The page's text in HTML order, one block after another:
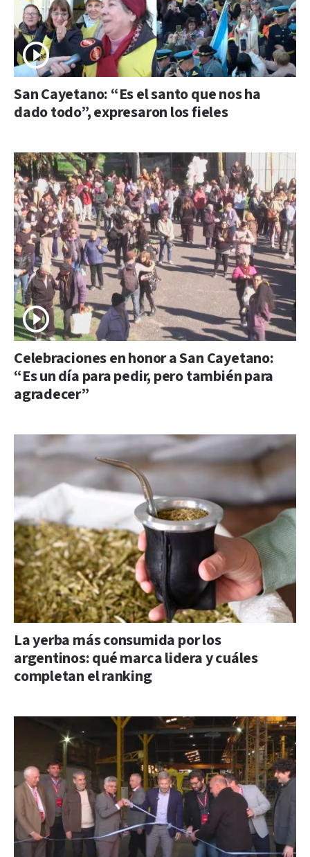
San Cayetano: “Es el santo que nos ha
dado todo”, expresaron los fieles
Celebraciones en honor a San Cayetano:
“Es un día para pedir, pero también para
agradecer”
La yerba más consumida por los
argentinos: qué marca lidera y cuáles
completan el ranking